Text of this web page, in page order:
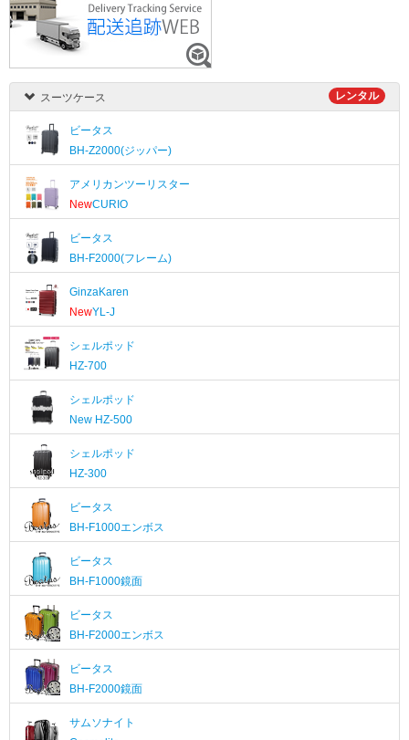
スーツケース レンタル
ビータス
BH-Z2000(ジッパー)
アメリカンツーリスター
NewCURIO
ビータス
BH-F2000(フレーム)
GinzaKaren
NewYL-J
シェルポッド
HZ-700
シェルポッド
New HZ-500
シェルポッド
HZ-300
ビータス
BH-F1000エンボス
ビータス
BH-F1000鏡面
ビータス
BH-F2000エンボス
ビータス
BH-F2000鏡面
サムソナイト